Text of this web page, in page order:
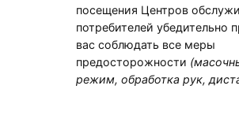
посещения Центров
потребителей убедительно
вас соблюдать все меры
предосторожности
режим, обработка рук,